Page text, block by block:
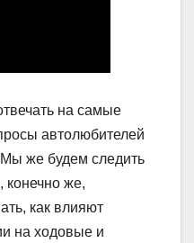
на самые
автолюбителей
же будем следить
конечно же,
как влияют
на ходовые и